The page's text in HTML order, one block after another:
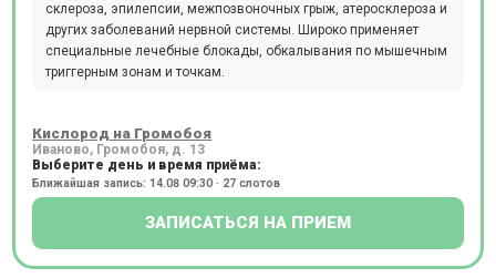
склероза, эпилепсии, межпозвоночных грыж, атеросклероза и
других заболеваний нервной системы. Широко применяет
специальные лечебные блокады, обкалывания по мышечным
триггерным зонам и точкам.
Кислород на Громобоя
Иваново, Громобоя, д. 13
Выберите день и время приёма:
Ближайшая запись: 14.08 09:30 · 27 слотов
ЗАПИСАТЬСЯ НА ПРИЕМ